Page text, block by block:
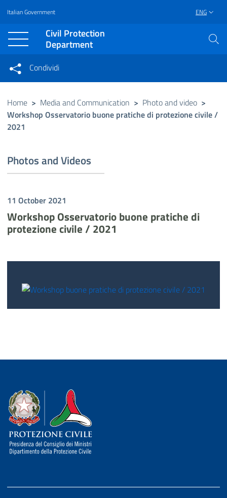
Vai al contenuto principale
Raggiungi il piè di pagina
Italian Government ENG
Civil Protection
Department
Condividi su Facebook
Condividi su Twitter
Condividi su LinkedIn
Condividi
Condividi sui social network
Home > Media and Communication > Photo and video >
Workshop Osservatorio buone pratiche di protezione civile /
2021
Photos and Videos
11 October 2021
Workshop Osservatorio buone pratiche di
protezione civile / 2021
Dipartimento della Protezione Civile